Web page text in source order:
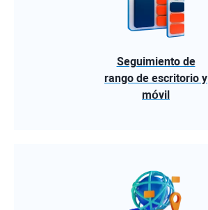
Seguimiento de
rango de escritorio y
móvil